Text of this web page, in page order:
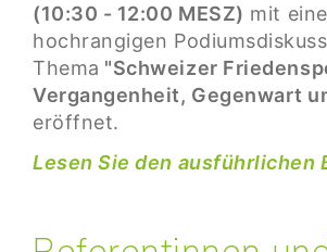
(10:30 - 12:00 MESZ) mit
hochrangigen
Thema "Schweizer
Vergangenheit, Gegenwart
eröffnet.
Lesen Sie den ausführlichen